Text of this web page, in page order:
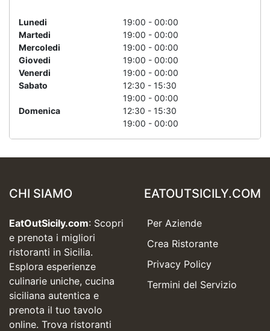
Lunedi
19:00 - 00:00
Martedi
19:00 - 00:00
Mercoledi
19:00 - 00:00
Giovedi
19:00 - 00:00
Venerdi
19:00 - 00:00
Sabato
12:30 - 15:30
19:00 - 00:00
Domenica
12:30 - 15:30
19:00 - 00:00
CHI SIAMO
EatOutSicily.com: Scopri
e prenota i migliori
ristoranti in Sicilia.
Esplora esperienze
culinarie uniche, cucina
siciliana autentica e
prenota il tuo tavolo
online. Trova ristoranti
EATOUTSICILY.COM
Per Aziende
Crea Ristorante
Privacy Policy
Termini del Servizio